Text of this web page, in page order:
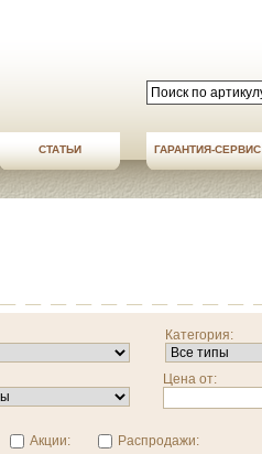
АКЦИИ НОВОСТИ
СТАТЬИ ГАРАНТИЯ-СЕРВИС
Категория:
Цена от:
Акции: Распродажи: